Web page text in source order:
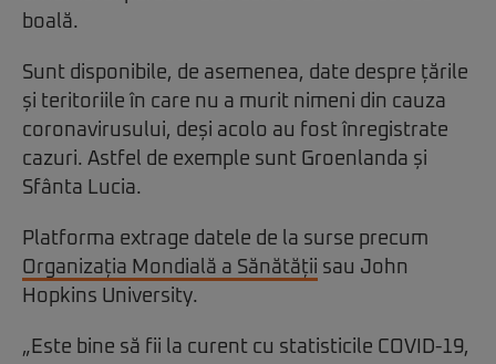
boală.
Sunt disponibile, de asemenea, date despre țările
și teritoriile în care nu a murit nimeni din cauza
coronavirusului, deși acolo au fost înregistrate
cazuri. Astfel de exemple sunt Groenlanda și
Sfânta Lucia.
Platforma extrage datele de la surse precum
Organizația Mondială a Sănătății sau John
Hopkins University.
„Este bine să fii la curent cu statisticile COVID-19,